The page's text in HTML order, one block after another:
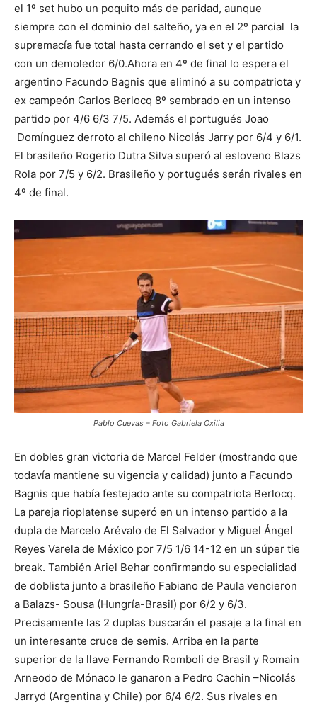
el 1º set hubo un poquito más de paridad, aunque
siempre con el dominio del salteño, ya en el 2º parcial la
supremacía fue total hasta cerrando el set y el partido
con un demoledor 6/0.Ahora en 4º de final lo espera el
argentino Facundo Bagnis que eliminó a su compatriota y
ex campeón Carlos Berlocq 8º sembrado en un intenso
partido por 4/6 6/3 7/5. Además el portugués Joao
Domínguez derroto al chileno Nicolás Jarry por 6/4 y 6/1.
El brasileño Rogerio Dutra Silva superó al esloveno Blazs
Rola por 7/5 y 6/2. Brasileño y portugués serán rivales en
4º de final.
Pablo Cuevas – Foto Gabriela Oxilia
En dobles gran victoria de Marcel Felder (mostrando que
todavía mantiene su vigencia y calidad) junto a Facundo
Bagnis que había festejado ante su compatriota Berlocq.
La pareja rioplatense superó en un intenso partido a la
dupla de Marcelo Arévalo de El Salvador y Miguel Ángel
Reyes Varela de México por 7/5 1/6 14-12 en un súper tie
break. También Ariel Behar confirmando su especialidad
de doblista junto a brasileño Fabiano de Paula vencieron
a Balazs- Sousa (Hungría-Brasil) por 6/2 y 6/3.
Precisamente las 2 duplas buscarán el pasaje a la final en
un interesante cruce de semis. Arriba en la parte
superior de la llave Fernando Romboli de Brasil y Romain
Arneodo de Mónaco le ganaron a Pedro Cachin –Nicolás
Jarryd (Argentina y Chile) por 6/4 6/2. Sus rivales en